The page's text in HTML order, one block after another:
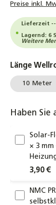
Preise inkl.
Lieferzeit --
Lagernd: 6
Weitere
Länge
10 Meter
Haben Sie
Solar-
× 3
3,90 €
NMC